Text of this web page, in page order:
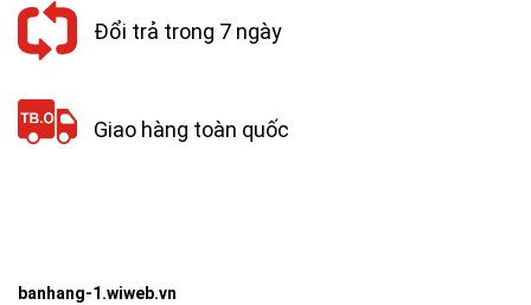
Đổi trả trong 7 ngày
Giao hàng toàn quốc
banhang-1.wiweb.vn